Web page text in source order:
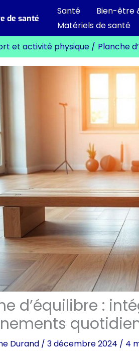
de santé
Santé Bien-être
Matériels de santé
et activité physique Planche
d’équilibre :
Durand / 3 décembre 2024 / 4